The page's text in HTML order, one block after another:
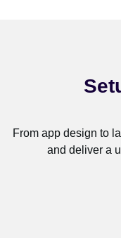
From app design to
and deliver a